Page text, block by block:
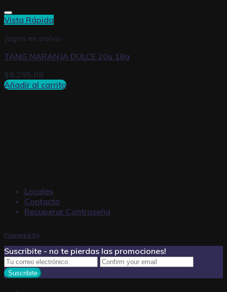
Vista Rápida
Jugos en polvo
TANG NARANJA DULCE 20u 18g
$8.295,08
Añadir al carrito
Locales
Contacto
Recuperar Contraseña
Powered by
Suscribite - no te pierdas las promociones!